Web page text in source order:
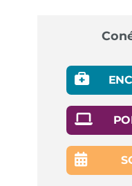
CPAP. National
Sleep Foundation.
American
Releases
Testing.Enlace
Sleep and
Control and